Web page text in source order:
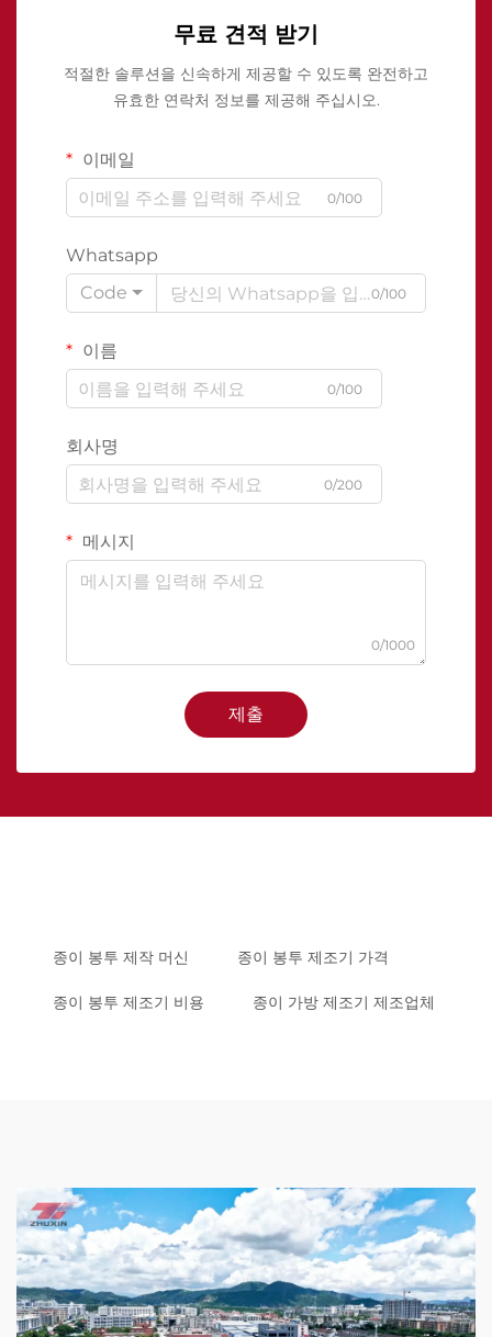
무료 견적 받기
적절한 솔루션을 신속하게 제공할 수 있도록 완전하고
유효한 연락처 정보를 제공해 주십시오.
이메일
0/100
Whatsapp
Code
0/100
이름
0/100
회사명
0/200
메시지
0/1000
제출
종이 봉투 제작 머신 종이 봉투 제조기 가격
종이 봉투 제조기 비용 종이 가방 제조기 제조업체